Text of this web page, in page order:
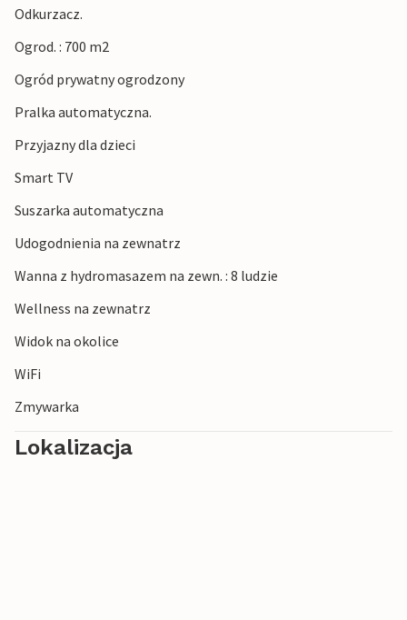
Właściciele domu wakacyjnego z przyjemnością polecają
degustacje wina w różnych piwnicach w pobliskiej
miejscu). Istnieje również możliwość zarezerwowania
kursów gotowania z szefami kuchni z okolic Werony lub
wakacyjnym (w obu przypadkach należy wysłać e-mail do
właściciela domu co najmniej 4 tygodnie przed przyjazdem
Odkurzacz.
Ogrod. : 700 m2
Ogród prywatny ogrodzony
Pralka automatyczna.
Przyjazny dla dzieci
Smart TV
Suszarka automatyczna
Udogodnienia na zewnatrz
Wanna z hydromasazem na zewn. : 8 ludzie
Wellness na zewnatrz
Widok na okolice
WiFi
Zmywarka
Lokalizacja